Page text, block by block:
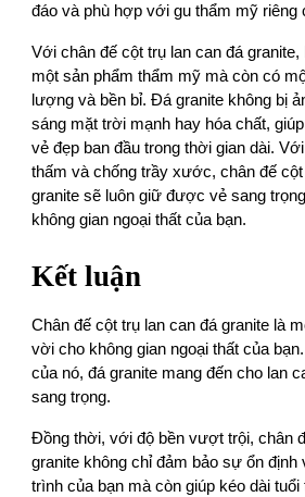
đáo và phù hợp với gu thẩm mỹ riêng
Với chân đế cột trụ lan can đá
một sản phẩm thẩm mỹ mà còn có
lượng và bền bỉ. Đá granite không bị
sáng mặt trời mạnh hay hóa chất,
vẻ đẹp ban đầu trong thời gian dài.
thấm và chống trầy xước, chân đế
granite sẽ luôn giữ được vẻ sang
không gian ngoại thất của bạn.
Kết luận
Chân đế cột trụ lan can đá granite là
vời cho không gian ngoại thất của
của nó, đá granite mang đến cho lan
sang trọng.
Đồng thời, với độ bền vượt trội, chân
granite không chỉ đảm bảo sự ổn định
trình của bạn mà còn giúp kéo dài tuổi